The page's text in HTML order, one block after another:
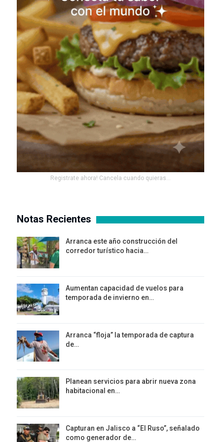
Registrate ahora! Cancela cuando quieras...
Notas Recientes
Arranca este año construcción del
corredor turístico hacia…
Aumentan capacidad de vuelos para
temporada de invierno en…
Arranca “floja” la temporada de captura
de…
Planean servicios para abrir nueva zona
habitacional en…
Capturan en Jalisco a “El Ruso”, señalado
como generador de…